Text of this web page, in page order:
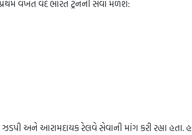
વખત વંદે ભારત ટ્રેનની સેવા મળશે:
અને આરામદાયક રેલવે સેવાની માંગ કરી રહ્યા હતા.